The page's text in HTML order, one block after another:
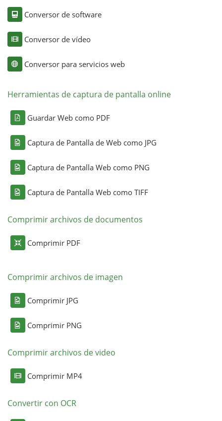
Conversor de software
Conversor de vídeo
Conversor para servicios web
Herramientas de captura de pantalla online
Guardar Web como PDF
Captura de Pantalla de Web como JPG
Captura de Pantalla Web como PNG
Captura de Pantalla Web como TIFF
Comprimir archivos de documentos
Comprimir PDF
Comprimir archivos de imagen
Comprimir JPG
Comprimir PNG
Comprimir archivos de video
Comprimir MP4
Convertir con OCR